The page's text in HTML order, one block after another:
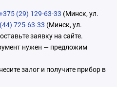
(29) 129-63-33 (Минск, ул.
725-63-33 (Минск, ул.
заявку на сайте.
нужен — предложим
залог и получите прибор в